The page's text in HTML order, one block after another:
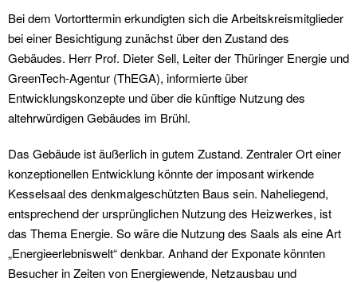
Bei dem Vortorttermin erkundigten sich die Arbeitskreismitglieder
bei einer Besichtigung zunächst über den Zustand des
Gebäudes. Herr Prof. Dieter Sell, Leiter der Thüringer Energie und
GreenTech-Agentur (ThEGA), informierte über
Entwicklungskonzepte und über die künftige Nutzung des
altehrwürdigen Gebäudes im Brühl.
Das Gebäude ist äußerlich in gutem Zustand. Zentraler Ort einer
konzeptionellen Entwicklung könnte der imposant wirkende
Kesselsaal des denkmalgeschützten Baus sein. Naheliegend,
entsprechend der ursprünglichen Nutzung des Heizwerkes, ist
das Thema Energie. So wäre die Nutzung des Saals als eine Art
„Energieerlebniswelt“ denkbar. Anhand der Exponate könnten
Besucher in Zeiten von Energiewende, Netzausbau und